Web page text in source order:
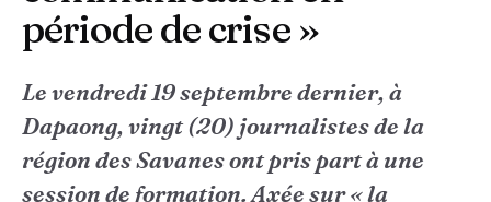
période de crise »
Le vendredi 19 septembre dernier, à
Dapaong, vingt (20) journalistes de la
région des Savanes ont pris part à une
session de formation. Axée sur « la